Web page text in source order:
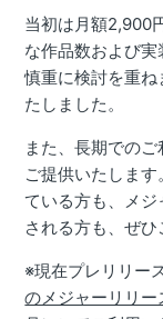
当初は月額2,900
な作品数および
慎重に検討を重
たしました。
また、長期での
ご提供いたしま
ている方も、メ
される方も、ぜひ
※現在プレリリー
のメジャーリリ